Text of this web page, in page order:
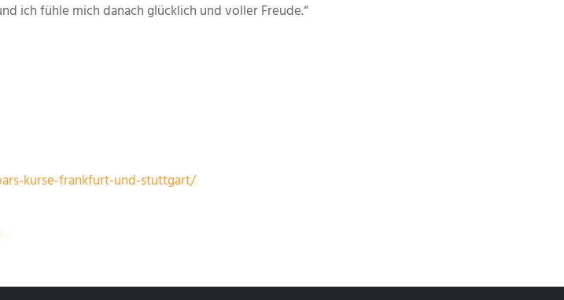
ich fühle mich danach glücklich und voller Freude.“
kurse-frankfurt-und-stuttgart/